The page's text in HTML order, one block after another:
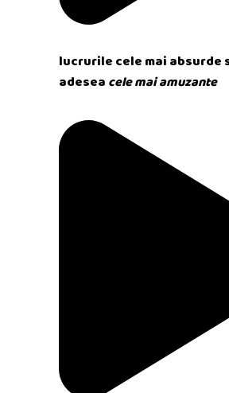
lucrurile cele mai absurde
adesea cele mai amuzante